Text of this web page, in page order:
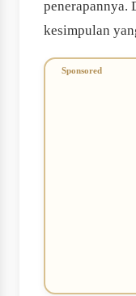
kesimpulan